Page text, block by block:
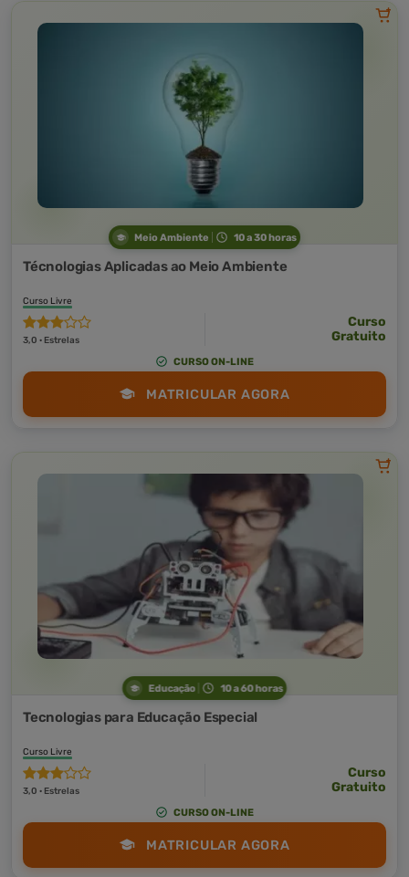
Meio Ambiente 10 a 30 horas
Técnologias Aplicadas ao Meio Ambiente
Curso Livre
3,0 · Estrelas
Curso
Gratuito
CURSO ON-LINE
MATRICULAR AGORA
Educação 10 a 60 horas
Tecnologias para Educação Especial
Curso Livre
3,0 · Estrelas
Curso
Gratuito
CURSO ON-LINE
MATRICULAR AGORA